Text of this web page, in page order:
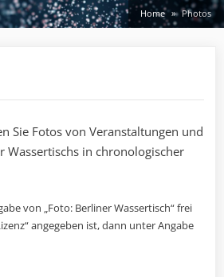
Home Photos
Sie Fotos von Veranstaltungen und
Wassertischs in chronologischer
von „Foto: Berliner Wassertisch“ frei
angegeben ist, dann unter Angabe